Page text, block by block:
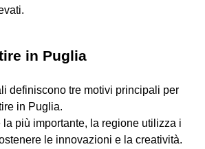
in Puglia
definiscono tre motivi principali per
in Puglia.
la più importante, la regione utilizza i
le innovazioni e la creatività.